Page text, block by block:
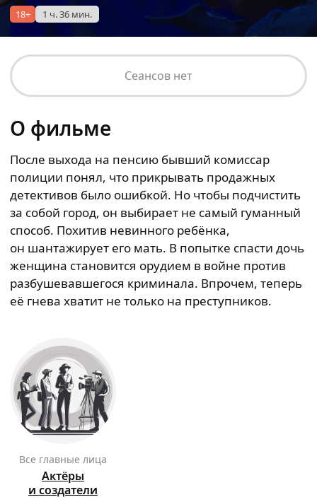
18+ 1 ч. 36 мин.
Сеансов нет
О фильме
После выхода на пенсию бывший комиссар
полиции понял, что прикрывать продажных
детективов было ошибкой. Но чтобы подчистить
за собой город, он выбирает не самый гуманный
способ. Похитив невинного ребёнка,
он шантажирует его мать. В попытке спасти дочь
женщина становится орудием в войне против
разбушевавшегося криминала. Впрочем, теперь
её гнева хватит не только на преступников.
Все главные лица
Актёры
и создатели